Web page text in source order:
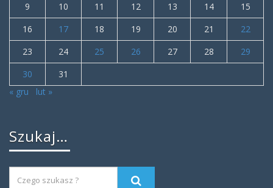
9
10 11 12 13 14
15
16
17 18 19 20 21
22
23
24 25 26 27 28
29
30
31
« gru
lut »
Szukaj…